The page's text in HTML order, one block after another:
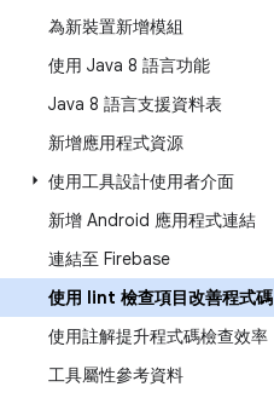
為新裝置新增模組
使用 Java 8 語言功能
Java 8 語言支援資料表
新增應用程式資源
使用工具設計使用者介面
新增 Android 應用程式連結
連結至 Firebase
使用 lint 檢查項目改善程式碼
使用註解提升程式碼檢查效率
工具屬性參考資料